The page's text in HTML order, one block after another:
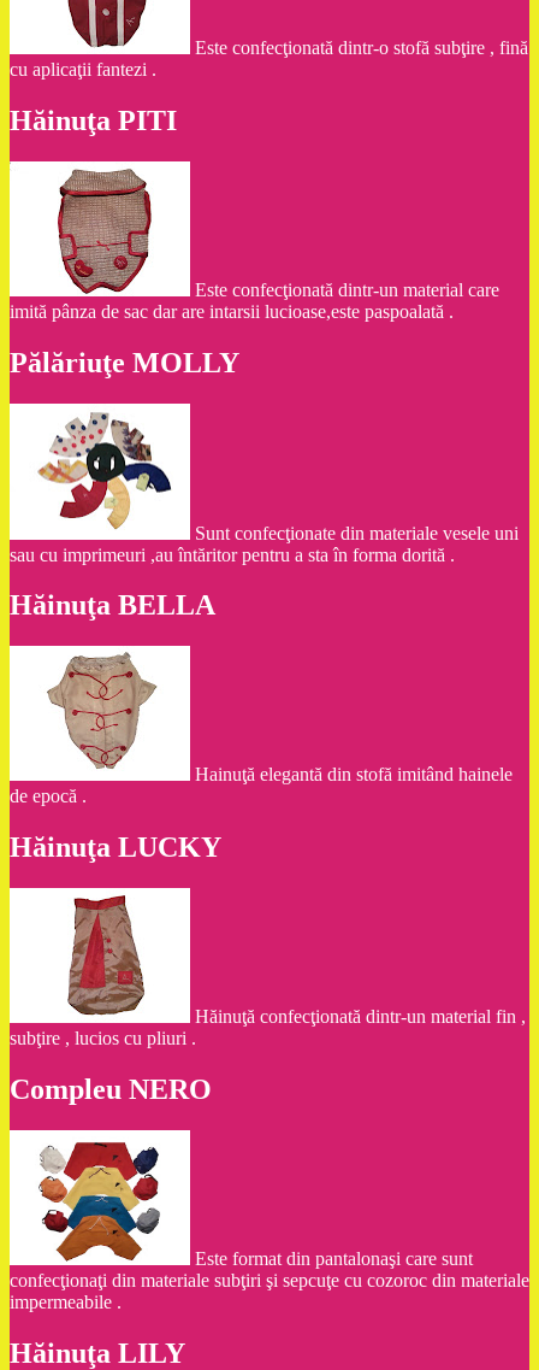
Este confecţionată dintr-o stofă subţire , fină
cu aplicaţii fantezi .
Hăinuţa PITI
Este confecţionată dintr-un material care
imită pânza de sac dar are intarsii lucioase,este paspoalată .
Pălăriuţe MOLLY
Sunt confecţionate din materiale vesele uni
sau cu imprimeuri ,au întăritor pentru a sta în forma dorită .
Hăinuţa BELLA
Hainuţă elegantă din stofă imitând hainele
de epocă .
Hăinuţa LUCKY
Hăinuţă confecţionată dintr-un material fin ,
subţire , lucios cu pliuri .
Compleu NERO
Este format din pantalonaşi care sunt
confecţionaţi din materiale subţiri şi sepcuţe cu cozoroc din materiale
impermeabile .
Hăinuţa LILY